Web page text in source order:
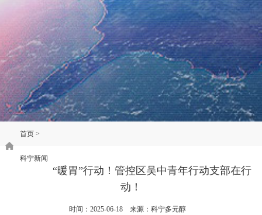
首页>
科宁新闻
“暖胃”行动！管控区吴中青年行动支部在行
动！
时间：2025-06-18 来源：科宁多元醇